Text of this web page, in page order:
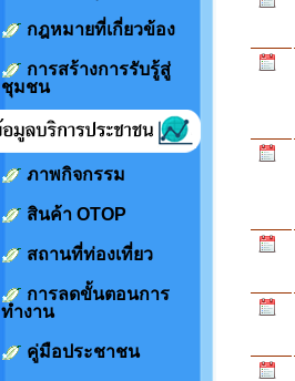
กฎหมายที่เกี่ยวข้อง
การสร้างการรับรู้สู่
ชุมชน
ภาพกิจกรรม
สินค้า OTOP
สถานที่ท่องเที่ยว
การลดขั้นตอนการ
ทำงาน
คู่มือประชาชน